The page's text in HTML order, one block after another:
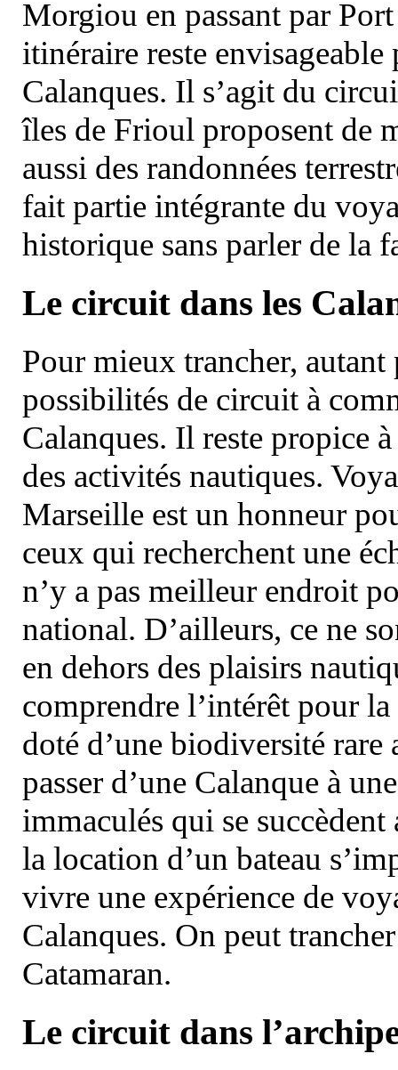
Morgiou en passant par
itinéraire reste
Calanques. Il s’agit du
îles de Frioul proposent de
aussi des randonnées
fait partie intégrante du
historique sans parler de la
Le circuit dans les
Pour mieux trancher, autant
possibilités de circuit à
Calanques. Il reste propice
des activités nautiques.
Marseille est un honneur
ceux qui recherchent une
n’y a pas meilleur endroit
national. D’ailleurs, ce ne
en dehors des plaisirs
comprendre l’intérêt pour
doté d’une biodiversité
passer d’une Calanque à
immaculés qui se
la location d’un bateau
vivre une expérience de
Calanques. On peut
Catamaran.
Le circuit dans